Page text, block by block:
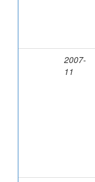
2007-
11